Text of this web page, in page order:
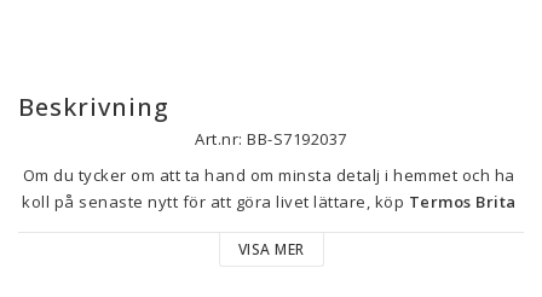
Beskrivning
Art.nr: BB-S7192037
Om du tycker om att ta hand om minsta detalj i hemmet och ha
koll på senaste nytt för att göra livet lättare, köp Termos Brita
Svart 1 L till bästa pris.
VISA MER